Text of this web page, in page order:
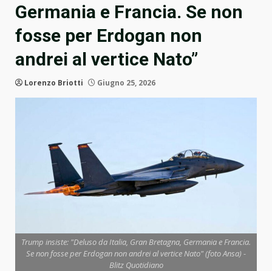
Germania e Francia. Se non
fosse per Erdogan non
andrei al vertice Nato”
Lorenzo Briotti Giugno 25, 2026
Trump insiste: "Deluso da Italia, Gran Bretagna, Germania e Francia.
Se non fosse per Erdogan non andrei al vertice Nato" (foto Ansa) -
Blitz Quotidiano